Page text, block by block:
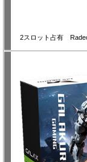
2スロット占有